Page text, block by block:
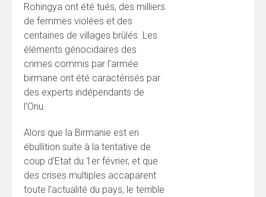
Rohingya ont été tués, des milliers
de femmes violées et des
centaines de villages brûlés. Les
éléments génocidaires des
crimes commis par l’armée
birmane ont été caractérisés par
des experts indépendants de
l’Onu.
Alors que la Birmanie est en
ébullition suite à la tentative de
coup d’Etat du 1er février, et que
des crises multiples accaparent
toute l’actualité du pays, le terrible